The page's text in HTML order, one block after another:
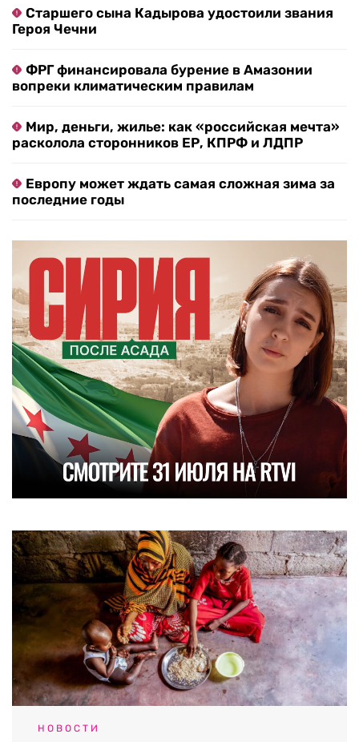
Старшего сына Кадырова удостоили звания
Героя Чечни
ФРГ финансировала бурение в Амазонии
вопреки климатическим правилам
Мир, деньги, жилье: как «российская мечта»
расколола сторонников ЕР, КПРФ и ЛДПР
Европу может ждать самая сложная зима за
последние годы
НОВОСТИ